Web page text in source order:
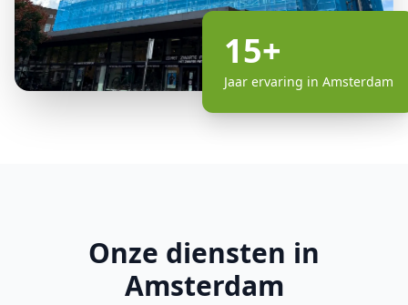
15+
Jaar ervaring in Amsterdam
Onze diensten in
Amsterdam